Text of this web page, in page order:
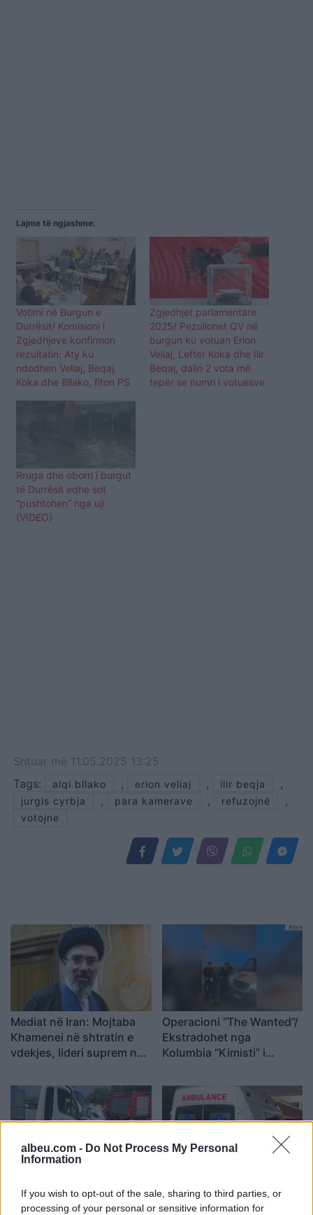
albeu.com - Do Not Process My Personal
Information
If you wish to opt-out of the sale, sharing to third parties, or
processing of your personal or sensitive information for
Lajme të ngjashme:
Votimi në Burgun e
Durrësit/ Komisioni i
Zgjedhjeve konfirmon
rezultatin: Aty ku
ndodhen Veliaj, Beqaj,
Koka dhe Bllako, fiton PS
Zgjedhjet parlamentare
2025/ Pezullohet QV në
burgun ku votuan Erion
Veliaj, Lefter Koka dhe Ilir
Beqaj, dalin 2 vota më
tepër se numri i votuesve
Rruga dhe oborri i burgut
të Durrësit edhe sot
“pushtohen” nga uji
(VIDEO)
Shtuar më 11.05.2025 13:25
Tags:
alqi bllako , erion veliaj , ilir beqja ,
jurgis cyrbja , para kamerave , refuzojnë ,
votojne
Mediat në Iran: Mojtaba
Khamenei në shtratin e
vdekjes, lideri suprem në
shëndetësore
Operacioni “The Wanted”/
Ekstradohet nga
Kolumbia “Kimisti” i
sillet në Shqipëri nga
Italia, i kërkuar për vepra
të rënda penale (VIDEO)
Humbin jetën nënë e bir,
pallat një 47-vjeçar në